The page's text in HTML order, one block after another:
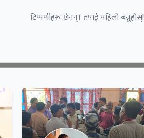
टिप्पणीहरू छैनन्। तपाईं पहिलो बन्नुहोस्!